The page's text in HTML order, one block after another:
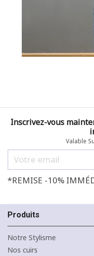
Inscrivez-vous
Valable
*REMISE -10%
Produits
Notre Stylisme
Nos cuirs